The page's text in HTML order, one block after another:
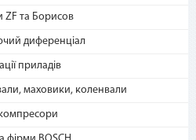
ZF та Борисов
диференціал
приладів
маховики, коленвали